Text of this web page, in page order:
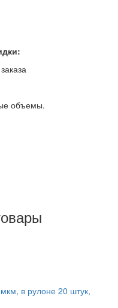
объемы.
в рулоне 20 штук,